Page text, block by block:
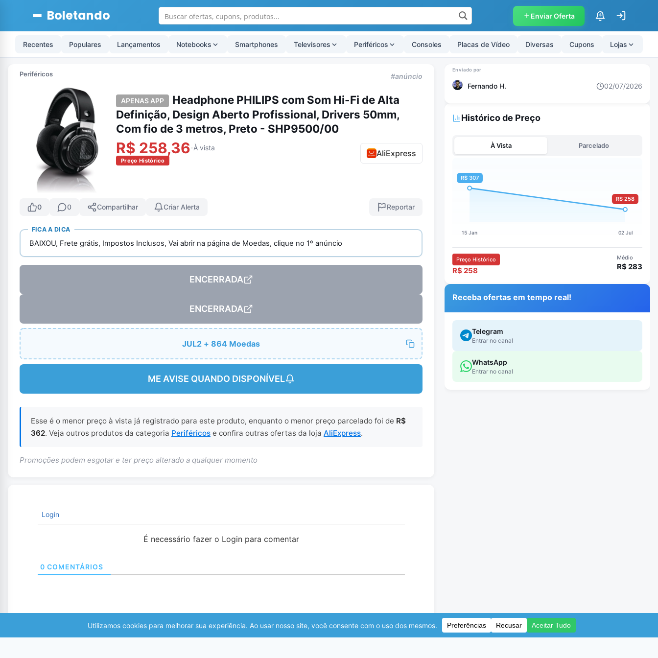
Boletando Enviar Oferta $
Recentes Populares Lançamentos Notebooks Smartphones Televisores Periféricos Consoles Placas de Vídeo Diversas Cupons Lojas
Periféricos #anúncio
APENAS APP
Headphone PHILIPS com Som Hi-Fi de Alta
Definição, Design Aberto Profissional, Drivers 50mm,
Com fio de 3 metros, Preto - SHP9500/00
R$ 258,36-À vista
Preço Histórico
AliExpress
0 0 Compartilhar Criar Alerta Reportar
FICA A DICA
BAIXOU, Frete grátis, Impostos Inclusos, Vai abrir na página de Moedas, clique no 1º anúncio
ENCERRADA
ENCERRADA
JUL2 + 864 Moedas
ME AVISE QUANDO DISPONÍVEL
Esse é o menor preço à vista já registrado para este produto, enquanto o menor preço parcelado foi de R$
362. Veja outros produtos da categoria Periféricos e confira outras ofertas da loja AliExpress.
Promoções podem esgotar e ter preço alterado a qualquer momento
Login
É necessário fazer o Login para comentar
0 COMENTÁRIOS
Fernando H. 02/07/2026
Histórico de Preço
À Vista Parcelado
Preço Histórico
R$ 258
Médio
R$ 283
Receba ofertas em tempo real!
Telegram
Entrar no canal
WhatsApp
Entrar no canal